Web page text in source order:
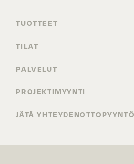
TUOTTEET
TILAT
PALVELUT
PROJEKTIMYYNTI
JÄTÄ YHTEYDENOTTOPYYNTÖ